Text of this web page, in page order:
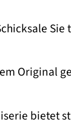
Original
bietet